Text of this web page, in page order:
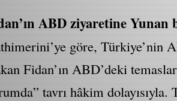
ABD ziyaretine Yunan
göre, Türkiye’nin
Fidan’ın ABD’deki
tavrı hâkim